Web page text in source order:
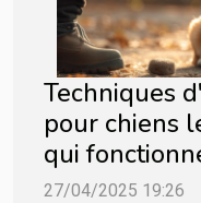
Techniques
pour chiens
qui
27/04/2025 19:26